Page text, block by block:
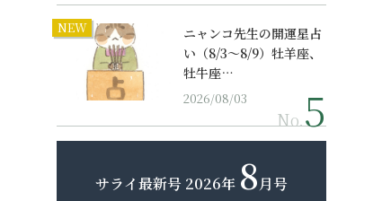
NEW
ニャンコ先生の開運星占
い（8/3～8/9）牡羊座、
牡牛座…
2026/08/03
No.
サライ最新号 2026年 8月号